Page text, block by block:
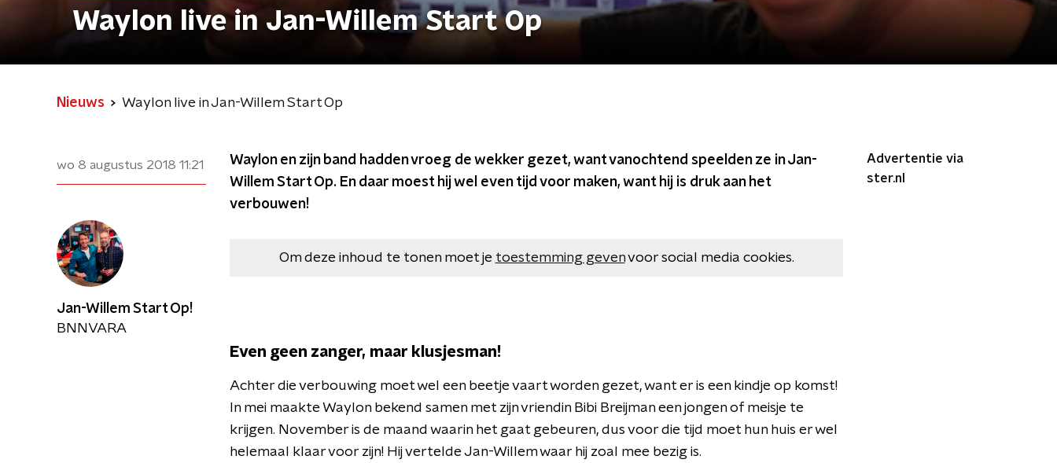
Waylon live in Jan-Willem Start Op
Nieuws Waylon live in Jan-Willem Start Op
wo 8 augustus 2018 11:21
Waylon en zijn band hadden vroeg de wekker gezet, want vanochtend speelden ze in Jan-
Willem Start Op. En daar moest hij wel even tijd voor maken, want hij is druk aan het
verbouwen!
Om deze inhoud te tonen moet je toestemming gevenvoor social media cookies.
Even geen zanger, maar klusjesman!
Achter die verbouwing moet wel een beetje vaart worden gezet, want er is een kindje op komst!
In mei maakte Waylon bekend samen met zijn vriendin Bibi Breijman een jongen of meisje te
krijgen. November is de maand waarin het gaat gebeuren, dus voor die tijd moet hun huis er wel
helemaal klaar voor zijn! Hij vertelde Jan-Willem waar hij zoal mee bezig is.
Advertentie via
ster.nl
Jan-Willem Start Op!
BNNVARA